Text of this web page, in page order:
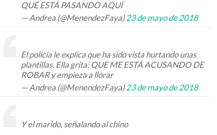
QUÉ ESTÁ PASANDO AQUÍ
— Andrea (@MenendezFaya)23 de mayo de 2018
El policía le explica que ha sido vista hurtando unas
plantillas. Ella grita: QUE ME ESTÁ ACUSANDO DE
ROBAR y empieza a llorar
— Andrea (@MenendezFaya)23 de mayo de 2018
Y el marido, señalando al chino